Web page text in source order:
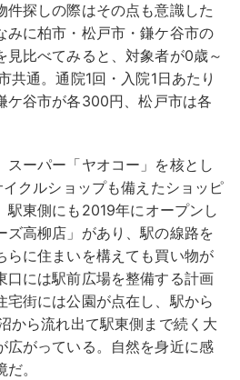
件探しの際はその点も意識した
みに柏市・松戸市・鎌ケ谷市の
見比べてみると、対象者が0歳～
共通。通院1回・入院1日あたり
ケ谷市が各300円、松戸市は各
スーパー「ヤオコー」を核とし
クルショップも備えたショッピ
駅東側にも2019年にオープンし
ズ高柳店」があり、駅の線路を
らに住まいを構えても買い物が
口には駅前広場を整備する計画
宅街には公園が点在し、駅から
から流れ出て駅東側まで続く大
広がっている。自然を身近に感
。